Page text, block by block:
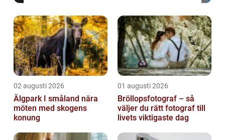
02 augusti 2026
Älgpark I småland nära
möten med skogens
konung
01 augusti 2026
Bröllopsfotograf – så
väljer du rätt fotograf till
livets viktigaste dag